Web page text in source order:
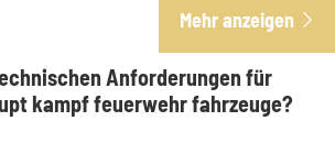
Mehr anzeigen 
Anforderungen für
kampf feuerwehr fahrzeuge?